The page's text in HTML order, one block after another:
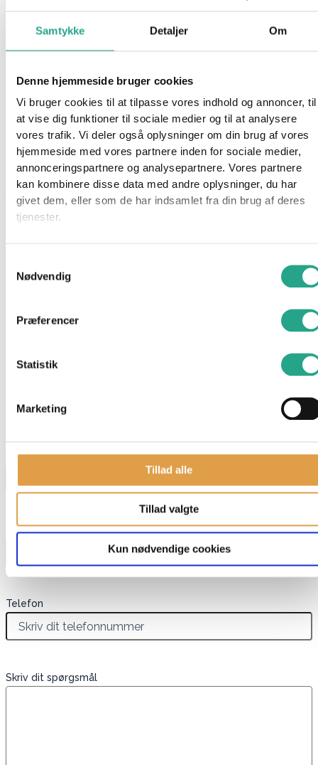
Samtykke Detaljer Om
Denne hjemmeside bruger cookies
Vi bruger cookies til at tilpasse vores indhold og annoncer, til
at vise dig funktioner til sociale medier og til at analysere
vores trafik. Vi deler også oplysninger om din brug af vores
hjemmeside med vores partnere inden for sociale medier,
annonceringspartnere og analysepartnere. Vores partnere
kan kombinere disse data med andre oplysninger, du har
givet dem, eller som de har indsamlet fra din brug af deres
tjenester.
Nødvendig
Præferencer
Statistik
Marketing
Tillad alle
Tillad valgte
Kun nødvendige cookies
Dun (Rød)
Ikke på lager
Varenummer Kreativt og Lærerigt
Beskrivelse
Spørg om produktet
Flot og meget meget blødt dun i orange. Kan eventuelt bruges
til dekorere og pynt med.
– Jul
Antal: 15 dun i en pose
Navn*
E-mail*
Telefon
Skriv dit spørgsmål